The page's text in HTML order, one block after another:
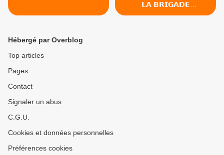
𝗟𝗔 𝗕𝗥𝗜𝗚𝗔𝗗𝗘
𝗡𝗔𝗨𝗧𝗜𝗤𝗨𝗘
Hébergé par Overblog
Top articles
Pages
Contact
Signaler un abus
C.G.U.
Cookies et données personnelles
Préférences cookies